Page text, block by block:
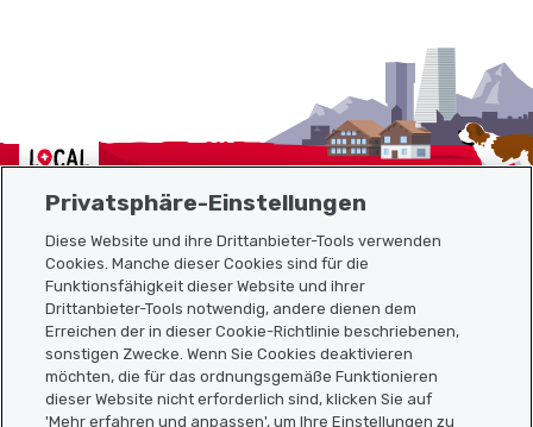
Localcities
Sitemap
Nützliche Links
Privatsphäre-Einstellungen
Diese Website und ihre Drittanbieter-Tools verwenden
Cookies. Manche dieser Cookies sind für die
Funktionsfähigkeit dieser Website und ihrer
Drittanbieter-Tools notwendig, andere dienen dem
Erreichen der in dieser Cookie-Richtlinie beschriebenen,
sonstigen Zwecke. Wenn Sie Cookies deaktivieren
möchten, die für das ordnungsgemäße Funktionieren
dieser Website nicht erforderlich sind, klicken Sie auf
'Mehr erfahren und anpassen', um Ihre Einstellungen zu